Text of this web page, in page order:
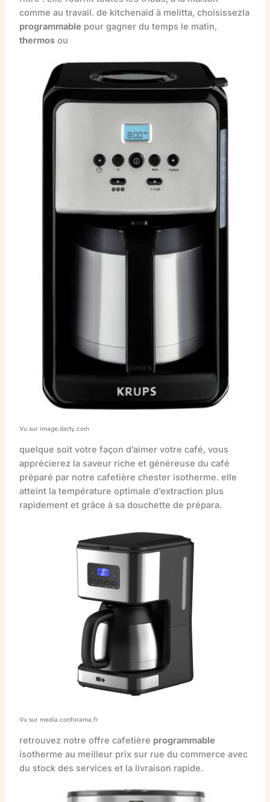
comme au travail. de kitchenaid à melitta, choisissezla
programmable pour gagner du temps le matin,
thermosou
Vu sur image.darty.com
quelque soit votre façon d’aimer votre café, vous
apprécierez la saveur riche et généreuse du café
préparé par notre cafetière chester isotherme. elle
atteint la température optimale d’extraction plus
rapidement et grâce à sa douchette de prépara.
Vu sur media.conforama.fr
retrouvez notre offre cafetière programmable
isotherme au meilleur prix sur rue du commerce avec
du stock des services et la livraison rapide.